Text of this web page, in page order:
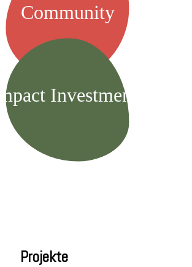
Community
Investments
Projekte